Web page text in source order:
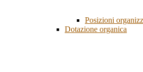
Posizioni
Dotazione organica